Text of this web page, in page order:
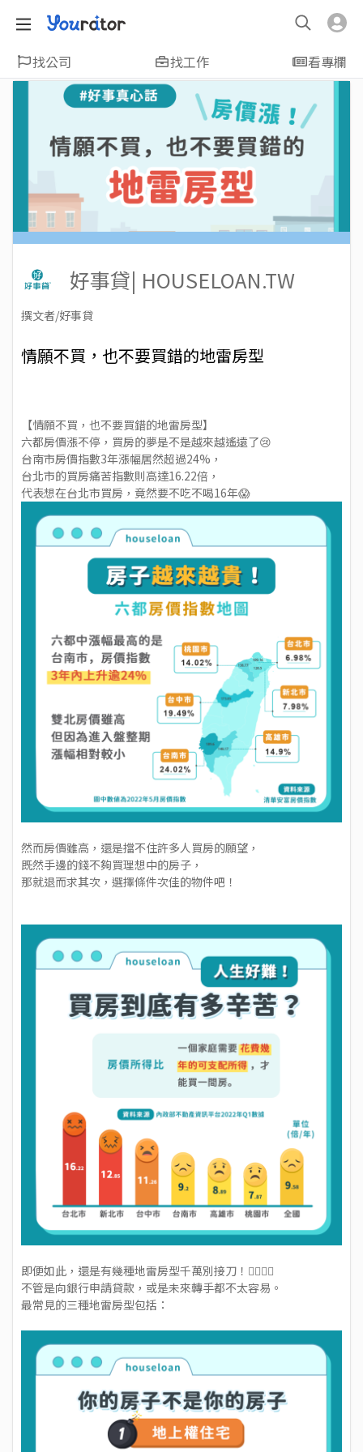
找公司 找工作 看專欄
好事貸| HOUSELOAN.TW
撰文者/好事貸
情願不買，也不要買錯的地雷房型
【情願不買，也不要買錯的地雷房型】
六都房價漲不停，買房的夢是不是越來越遙遠了😢
台南市房價指數3年漲幅居然超過24%，
台北市的買房痛苦指數則高達16.22倍，
代表想在台北市買房，竟然要不吃不喝16年😱
然而房價雖高，還是擋不住許多人買房的願望，
既然手邊的錢不夠買理想中的房子，
那就退而求其次，選擇條件次佳的物件吧！
即便如此，還是有幾種地雷房型千萬別接刀！🙅‍♂️🙅‍♂️
不管是向銀行申請貸款，或是未來轉手都不太容易。
最常見的三種地雷房型包括：